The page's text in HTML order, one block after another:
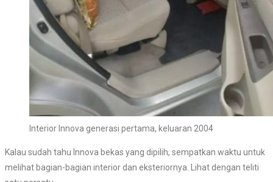
Interior Innova generasi pertama, keluaran 2004
Kalau sudah tahu Innova bekas yang dipilih, sempatkan waktu untuk
melihat bagian-bagian interior dan eksteriornya. Lihat dengan teliti